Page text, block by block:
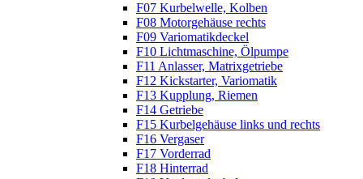
F07 Kurbelwelle, Kolben
F08 Motorgehäuse rechts
F09 Variomatikdeckel
F10 Lichtmaschine, Ölpumpe
F11 Anlasser, Matrixgetriebe
F12 Kickstarter, Variomatik
F13 Kupplung, Riemen
F14 Getriebe
F15 Kurbelgehäuse links und rechts
F16 Vergaser
F17 Vorderrad
F18 Hinterrad